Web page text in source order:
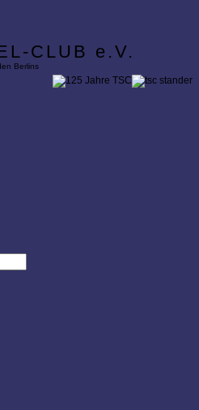
CLUB e.V.
Berlins